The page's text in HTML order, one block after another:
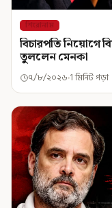
শিরোনাম
বিচারপতি নিয়োগে
তুললেন মেনকা
৭/৮/২০২৬ 1 মিনিট পড়া